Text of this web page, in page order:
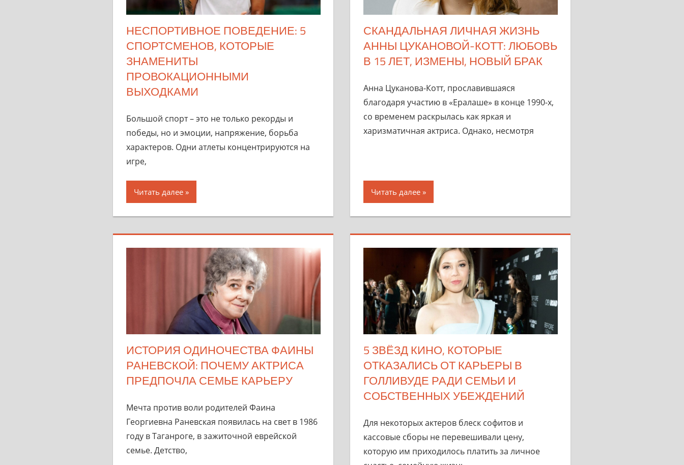
НЕСПОРТИВНОЕ ПОВЕДЕНИЕ: 5
СПОРТСМЕНОВ, КОТОРЫЕ
ЗНАМЕНИТЫ
ПРОВОКАЦИОННЫМИ
ВЫХОДКАМИ
Большой спорт – это не только рекорды и
победы, но и эмоции, напряжение, борьба
характеров. Одни атлеты концентрируются на
игре,
Читать далее
СКАНДАЛЬНАЯ ЛИЧНАЯ ЖИЗНЬ
АННЫ ЦУКАНОВОЙ-КОТТ: ЛЮБОВЬ
В 15 ЛЕТ, ИЗМЕНЫ, НОВЫЙ БРАК
Анна Цуканова-Котт, прославившаяся
благодаря участию в «Ералаше» в конце 1990-х,
со временем раскрылась как яркая и
харизматичная актриса. Однако, несмотря
Читать далее
ИСТОРИЯ ОДИНОЧЕСТВА ФАИНЫ
РАНЕВСКОЙ: ПОЧЕМУ АКТРИСА
ПРЕДПОЧЛА СЕМЬЕ КАРЬЕРУ
Мечта против воли родителей Фаина
Георгиевна Раневская появилась на свет в 1986
году в Таганроге, в зажиточной еврейской
семье. Детство,
5 ЗВЁЗД КИНО, КОТОРЫЕ
ОТКАЗАЛИСЬ ОТ КАРЬЕРЫ В
ГОЛЛИВУДЕ РАДИ СЕМЬИ И
СОБСТВЕННЫХ УБЕЖДЕНИЙ
Для некоторых актеров блеск софитов и
кассовые сборы не перевешивали цену,
которую им приходилось платить за личное